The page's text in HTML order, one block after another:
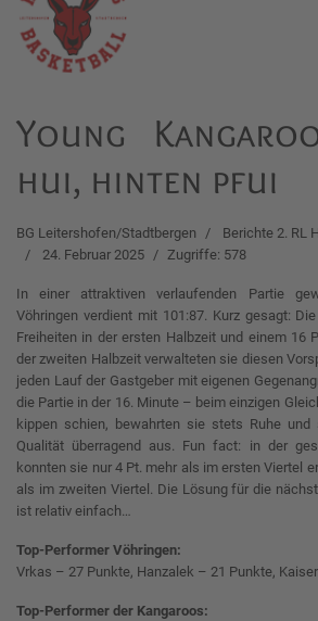
Young
hui, hinten pfui
BG Leitershofen/Stadtbergen
Berichte 2. RL
24. Februar 2025
Zugriffe: 578
In einer attraktiven verlaufenden Partie
Vöhringen verdient mit 101:87. Kurz gesagt:
Freiheiten in der ersten Halbzeit und einem 16
der zweiten Halbzeit verwalteten sie diesen
jeden Lauf der Gastgeber mit eigenen
die Partie in der 16. Minute – beim einzigen
kippen schien, bewahrten sie stets Ruhe und
Qualität überragend aus. Fun fact: in der
konnten sie nur 4 Pt. mehr als im ersten Viertel
als im zweiten Viertel. Die Lösung für die
ist relativ einfach…
Top-Performer Vöhringen:
Vrkas – 27 Punkte, Hanzalek – 21 Punkte,
Top-Performer der Kangaroos: